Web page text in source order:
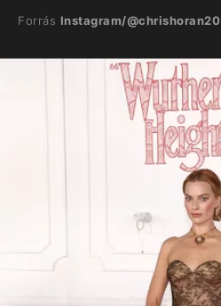
Forrás Instagram/@chrishoran20